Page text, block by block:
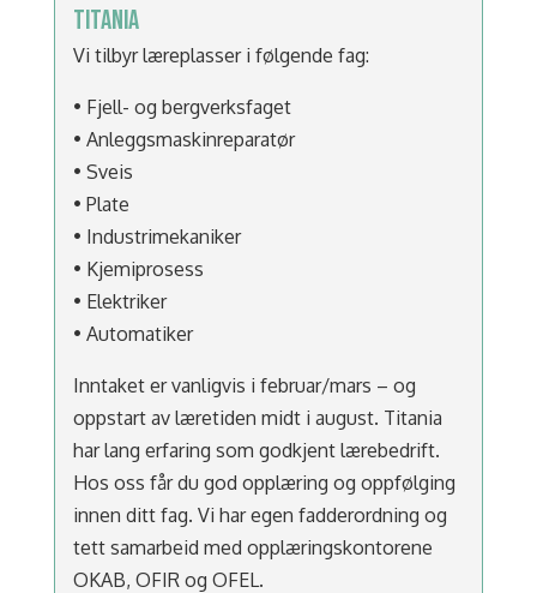
TITANIA
Vi tilbyr læreplasser i følgende fag:
• Fjell- og bergverksfaget
• Anleggsmaskinreparatør
• Sveis
• Plate
• Industrimekaniker
• Kjemiprosess
• Elektriker
• Automatiker
Inntaket er vanligvis i februar/mars – og
oppstart av læretiden midt i august. Titania
har lang erfaring som godkjent lærebedrift.
Hos oss får du god opplæring og oppfølging
innen ditt fag. Vi har egen fadderordning og
tett samarbeid med opplæringskontorene
OKAB, OFIR og OFEL.